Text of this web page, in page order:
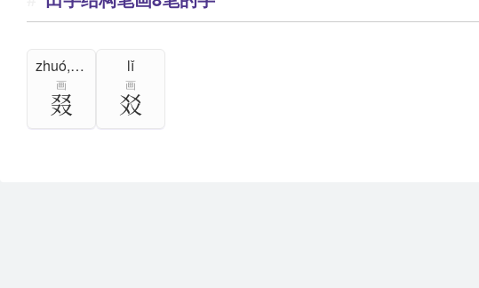
zhuó,yǐ,lì,jué
画
叕
lǐ
画
㸚